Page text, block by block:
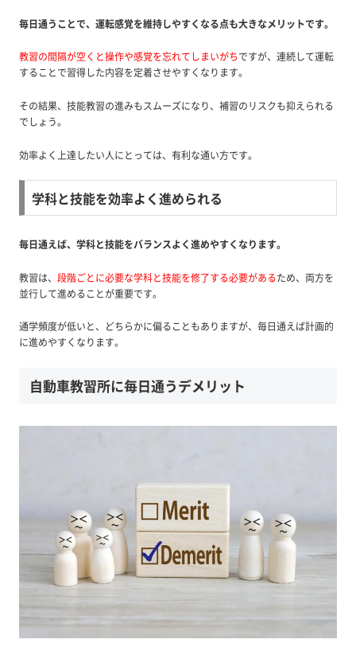
毎日通うことで、運転感覚を維持しやすくなる点も大きなメリットです。
教習の間隔が空くと操作や感覚を忘れてしまいがちですが、連続して運転
することで習得した内容を定着させやすくなります。
その結果、技能教習の進みもスムーズになり、補習のリスクも抑えられる
でしょう。
効率よく上達したい人にとっては、有利な通い方です。
学科と技能を効率よく進められる
毎日通えば、学科と技能をバランスよく進めやすくなります。
教習は、 段階ごとに必要な学科と技能を修了する必要があるため、両方を
並行して進めることが重要です。
通学頻度が低いと、どちらかに偏ることもありますが、毎日通えば計画的
に進めやすくなります。
自動車教習所に毎日通うデメリット